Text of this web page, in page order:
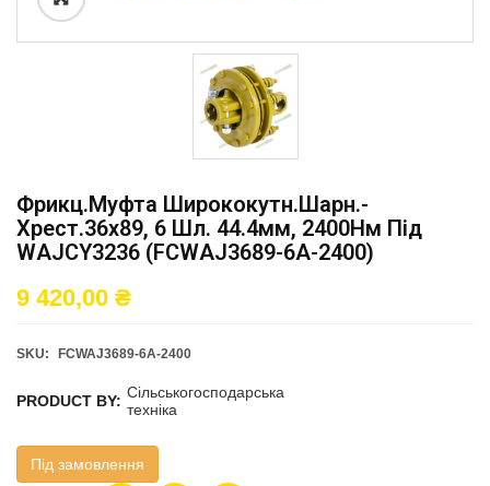
Фрикц.муфта Ширококутн.шарн.-
Хрест.36х89, 6 Шл. 44.4мм, 2400Нм Під
WAJCY3236 (FCWAJ3689-6A-2400)
9 420,00 ₴
SKU: FCWAJ3689-6A-2400
PRODUCT BY: Сільськогосподарська
техніка
Під замовлення